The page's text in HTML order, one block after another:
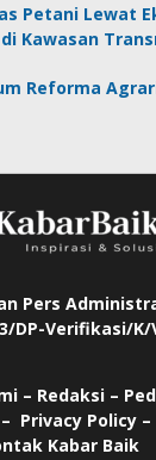
Petani Lewat
Kawasan
Reforma
Pers
DP-Verifikasi/K/
– Redaksi –
Privacy Policy–
Kabar Baik